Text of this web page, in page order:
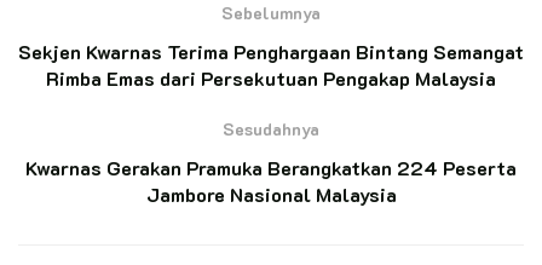
menambah semarak perayaan.
BACA JUGA
DKC Kota Tangerang Akan Adakan Pelatihan
Protokoler Pramuka
Sebelumnya
Sekjen Kwarnas Terima Penghargaan Bintang Semangat
Rimba Emas dari Persekutuan Pengakap Malaysia
Sesudahnya
Kwarnas Gerakan Pramuka Berangkatkan 224 Peserta
Jambore Nasional Malaysia